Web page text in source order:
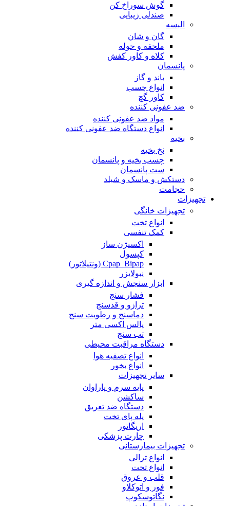
گوش سوراخ کن
صندلی زیبایی
البسه
گان و شان
ملحفه و حوله
کلاه و کاور کفش
پانسمان
باند و گاز
انواع چسب
کاور گچ
ضد عفونی کننده
مواد ضد عفونی کننده
انواع دستگاه ضد عفونی کننده
بخیه
نخ بخیه
چسب بخیه و پانسمان
ست پانسمان
دستکش و ماسک و شیلد
حجامت
تجهیزات
تجهیزات خانگی
انواع تخت
کمک تنفسی
اکسیژن ساز
کپسول
Cpap_Bipap (ونتیلاتور)
نبولایزر
ابزار سنجش و اندازه گیری
فشار سنج
ترازو و قدسنج
دماسنج و رطوبت سنج
پالس اکسی متر
تب سنج
دستگاه مراقبت محیطی
انواع تصفیه هوا
انواع بخور
سایر تجهیزات
پایه سرم و پاراوان
ساکشن
دستگاه ضد تعریق
پله پای تخت
اریگاتور
چارت پزشکی
تجهیزات بیمارستانی
انواع ترالی
انواع تخت
قلب و عروق
فور و اتوکلاو
نگاتوسکوپ